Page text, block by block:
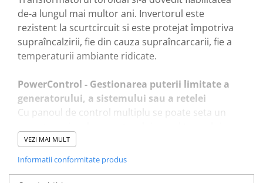
de-a lungul mai multor ani. Invertorul este
rezistent la scurtcircuit si este protejat împotriva
supraîncalzirii, fie din cauza supraîncarcarii, fie a
temperaturii ambiante ridicate.
PowerControl - Gestionarea puterii limitate a
generatorului, a sistemului sau a retelei
Cu panoul de control multiplu se poate seta un
MultiPlus va tine cont apoi de alte încarcari de
curent alternativ si va folosi tot ceea ce este
VEZI MAI MULT
Informatii conformitate produs